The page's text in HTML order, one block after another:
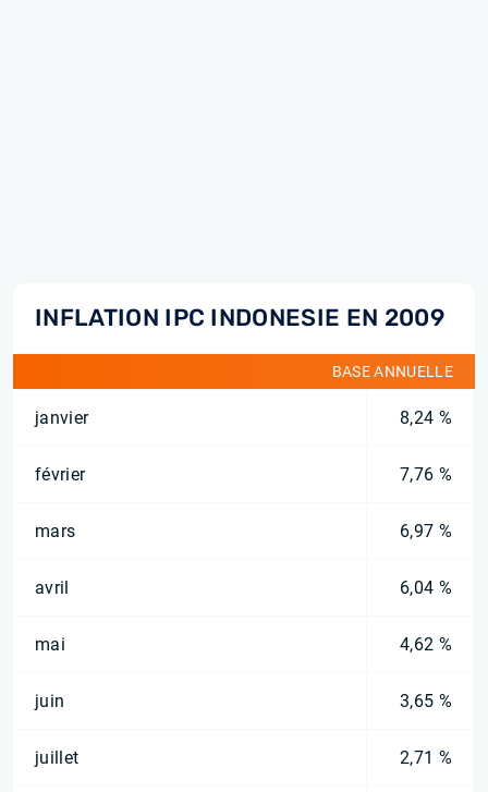
INFLATION IPC INDONESIE EN 2009
BASE ANNUELLE
janvier 8,24 %
février 7,76 %
mars 6,97 %
avril 6,04 %
mai 4,62 %
juin 3,65 %
juillet 2,71 %